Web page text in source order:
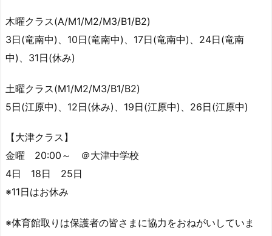
木曜クラス(A/M1/M2/M3/B1/B2)
3日(竜南中)、10日(竜南中)、17日(竜南中)、24日(竜南
中)、31日(休み)
土曜クラス(M1/M2/M3/B1/B2)
5日(江原中)、12日(休み)、19日(江原中)、26日(江原中)
【大津クラス】
金曜 20:00～ ＠大津中学校
4日 18日 25日
※11日はお休み
※体育館取りは保護者の皆さまに協力をおねがいしていま